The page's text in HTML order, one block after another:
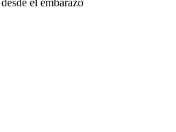
el embarazo